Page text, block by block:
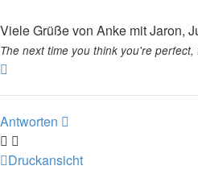
Viele Grüße von Anke mit Jaron,
The next time you think you're perfect,
Antworten
Druckansicht